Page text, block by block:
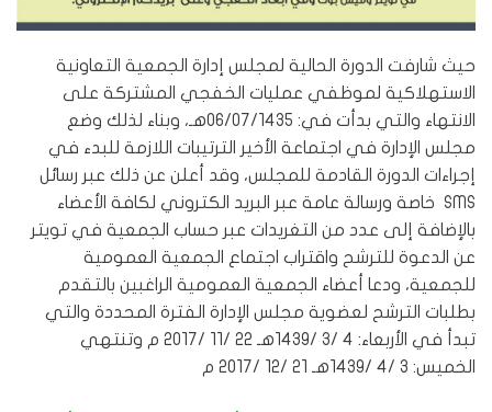
حيث شارفت الدورة الحالية لمجلس إدارة الجمعية التعاونية
الاستهلاكية لموظفي عمليات الخفجي المشتركة على
الانتهاء والتي بدأت في: 06/07/1435هـ، وبناء لذلك وضع
مجلس الإدارة في اجتماعة الأخير الترتيبات اللازمة للبدء في
إجراءات الدورة القادمة للمجلس، وقد أعلن عن ذلك عبر رسائل
SMS خاصة ورسالة عامة عبر البريد الكتروني لكافة الأعضاء
بالإضافة إلى عدد من التغريدات عبر حساب الجمعية في تويتر
عن الدعوة للترشح واقتراب اجتماع الجمعية العمومية
للجمعية، ودعا أعضاء الجمعية العمومية الراغبين بالتقدم
بطلبات الترشح لعضوية مجلس الإدارة الفترة المحددة والتي
تبدأ في الأربعاء: 4 /3 /1439هـ 22 /11 /2017 م وتنتهي
الخميس: 3 /4 /1439هـ 21 /12 /2017 م